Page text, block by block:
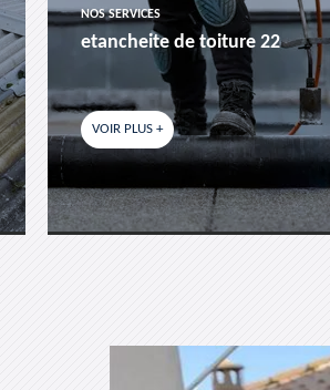
NOS SERVICES
etancheite de toiture 22
VOIR PLUS +